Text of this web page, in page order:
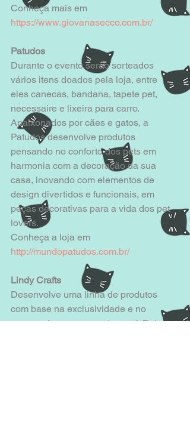
Conheça mais em
https://www.giovanasecco.com.br/
Patudos
Durante o evento serão sorteados
vários itens doados pela loja, entre
eles canecas, bandana, tapete pet,
necessaire e lixeira para carro.
Apaixonados por cães e gatos, a
Patudos desenvolve produtos
pensando no conforto dos pets em
harmonia com a decoração da sua
casa, inovando com elementos de
design divertidos e funcionais, em
peças decorativas para a vida dos pet
lovers.
Conheça a loja em
http://mundopatudos.com.br/
Lindy Crafts
Desenvolve uma linha de produtos
com base na exclusividade e no
esmero do processo artesanal. Entre